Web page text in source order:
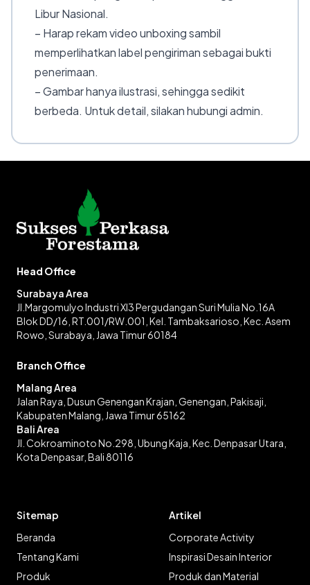
Libur Nasional.
– Harap rekam video unboxing sambil
memperlihatkan label pengiriman sebagai bukti
penerimaan.
– Gambar hanya ilustrasi, sehingga sedikit
berbeda. Untuk detail, silakan hubungi admin.
Head Office
Surabaya Area
Jl.Margomulyo Industri XI3 Pergudangan Suri Mulia No.16A
Blok DD/16, RT.001/RW.001, Kel. Tambaksarioso, Kec. Asem
Rowo, Surabaya, Jawa Timur 60184
Branch Office
Malang Area
Jalan Raya, Dusun Genengan Krajan, Genengan, Pakisaji,
Kabupaten Malang, Jawa Timur 65162
Bali Area
Jl. Cokroaminoto No.298, Ubung Kaja, Kec. Denpasar Utara,
Kota Denpasar, Bali 80116
Sitemap
Beranda
Tentang Kami
Produk
Artikel
Corporate Activity
Inspirasi Desain Interior
Produk dan Material